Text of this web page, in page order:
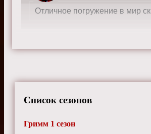
Отличное погружение в мир
Список сезонов
Гримм 1 сезон